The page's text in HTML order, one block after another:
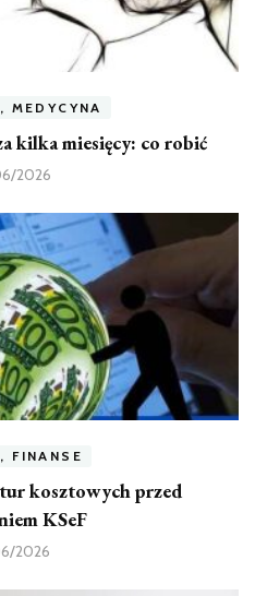
MEDYCYNA
kilka miesięcy: co robić
2026
FINANSE
kosztowych przed
KSeF
2026